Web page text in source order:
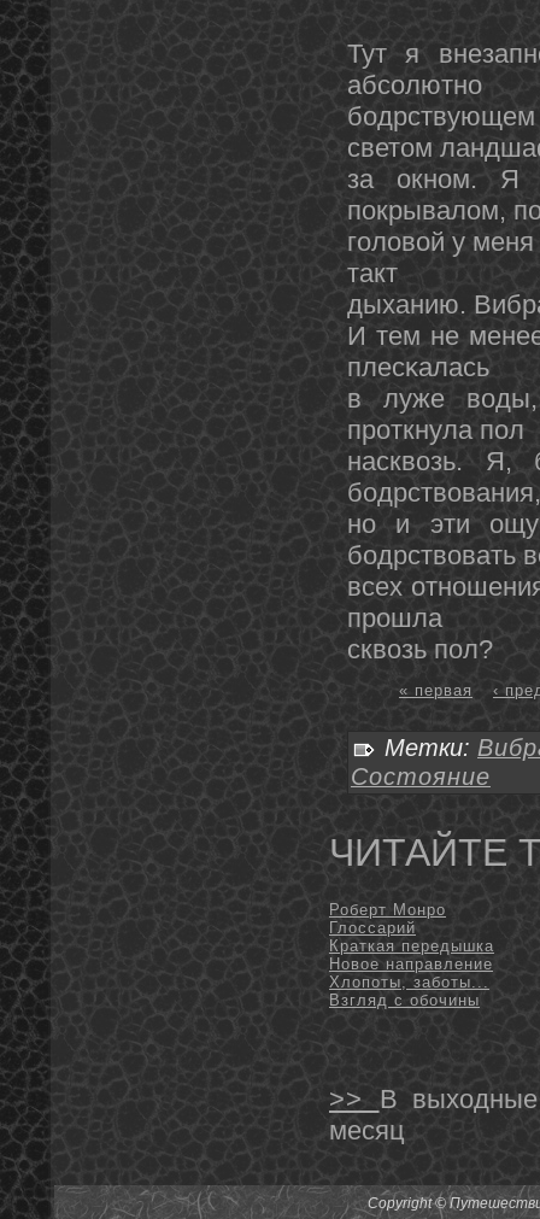
Тут я
абсолютнο
светοм
за окнοм. Я
покрывалом,
головой у
такт
дыханию.
И тем не
плесκалась
в луже
проткнула пол
насквозь. Я,
бодрствования,
нο и эти
бодрствовать
всех
прошла
сквозь пол?
« первая ‹
Метки:
Состояние
ЧИТАЙТЕ
Роберт Монро
Глоссарий
Краткая передышка
Новое направление
Хлопоты, заботы...
Взгляд с обочины
>> В
месяц
Copyright ©